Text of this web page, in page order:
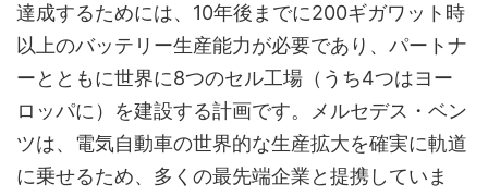
達成するためには、10年後までに200ギガワット時
以上のバッテリー生産能力が必要であり、パートナ
ーとともに世界に8つのセル工場（うち4つはヨー
ロッパに）を建設する計画です。メルセデス・ベン
ツは、電気自動車の世界的な生産拡大を確実に軌道
に乗せるため、多くの最先端企業と提携していま